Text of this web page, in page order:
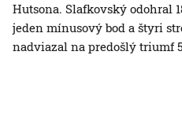
Hutsona. Slafkovský odohral
jeden mínusový bod a štyri
nadviazal na predošlý triumf